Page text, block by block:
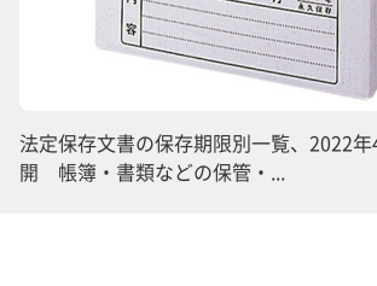
法定保存文書の保存期限別一覧、2022
開 帳簿・書類などの保管・...